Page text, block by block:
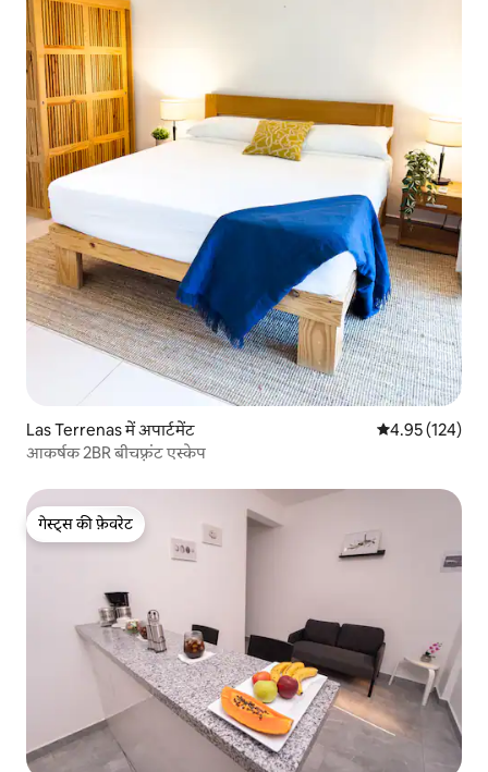
Las Terrenas में अपार्टमेंट औसत रेटिंग 5 में से
4.95 (124)
आकर्षक 2BR बीचफ़्रंट एस्केप
गेस्ट्स की फ़ेवरेट
गेस्ट्स की फ़ेवरेट